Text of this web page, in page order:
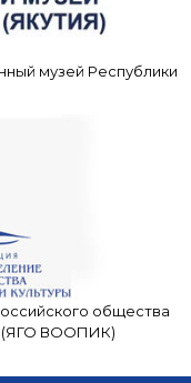
музей Республики
общества
(ЯГО ВООПИК)